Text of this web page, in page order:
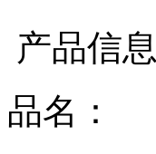
产品信息
品名：